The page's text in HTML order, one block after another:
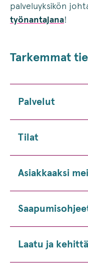
palveluyksikön
työnantajana!
Tarkemmat
Palvelut
Tilat
Asiakkaaksi
Laatu ja